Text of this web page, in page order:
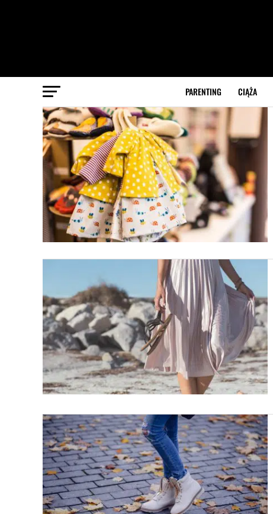
PARENTING CIĄŻA